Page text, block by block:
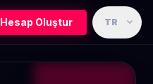
Hesap Oluştur TR expand_more